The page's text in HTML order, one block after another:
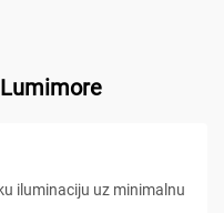
iluminaciju uz minimalnu